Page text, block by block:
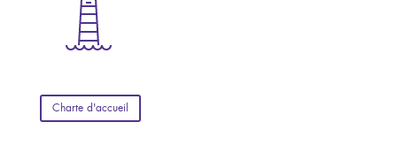
Charte d'accueil